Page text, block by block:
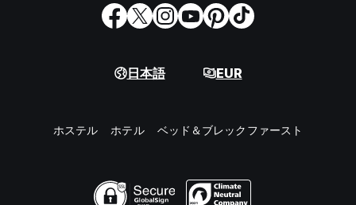
日本語 EUR
ホステル ホテル ベッド＆ブレックファースト